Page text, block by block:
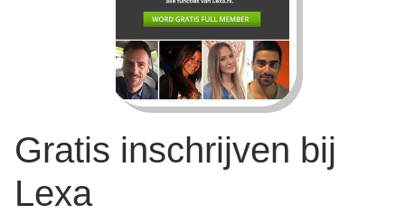
Gratis inschrijven bij
Lexa